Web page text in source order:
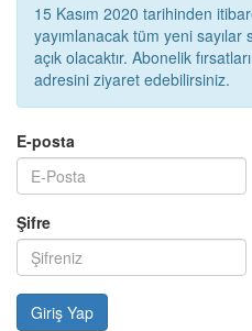
15 Kasım 2020 tarihinden
yayımlanacak tüm yeni
açık olacaktır. Abonelik
adresini ziyaret edebilirsiniz.
E-posta
Şifre